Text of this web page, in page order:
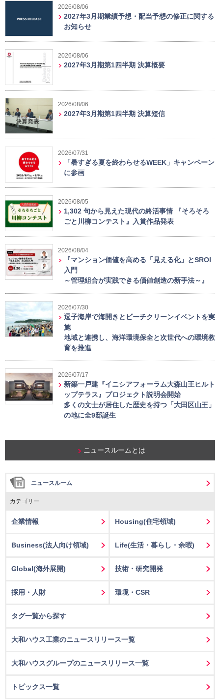
2026/08/06
2027年3月期業績予想・配当予想の修正に関する
お知らせ
2026/08/06
2027年3月期第1四半期 決算概要
2026/08/06
2027年3月期第1四半期 決算短信
2026/07/31
「暑すぎる夏を終わらせるWEEK」キャンペーン
に参画
2026/08/05
1,302 句から見えた現代の終活事情 『そろそろ
ごと川柳コンテスト』入賞作品発表
2026/08/04
『マンション価値を高める「見える化」とSROI
入門
～管理組合が実践できる価値創造の新手法～』
2026/07/30
逗子海岸で海開きとビーチクリーンイベントを実
施
地域と連携し、海洋環境保全と次世代への環境教
育を推進
2026/07/17
新築一戸建『イニシアフォーラム大森山王ヒルト
ップテラス』プロジェクト説明会開始
多くの文士が居住した歴史を持つ「大田区山王」
の地に全9邸誕生
ニュースルームとは
ニュースルーム
カテゴリー
企業情報 Housing(住宅領域)
Business(法人向け領域) Life(生活・暮らし・余暇)
Global(海外展開) 技術・研究開発
採用・人財 環境・CSR
タグ一覧から探す
大和ハウス工業のニュースリリース一覧
大和ハウスグループのニュースリリース一覧
トピックス一覧